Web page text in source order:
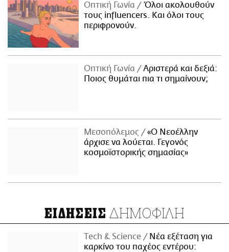
Οπτική Γωνία
Όλοι ακολουθούν
τους influencers. Και όλοι τους
περιφρονούν.
Οπτική Γωνία
Αριστερά και δεξιά:
Ποιος θυμάται πια τι σημαίνουν;
Μεσοπόλεμος
«Ο Νεοέλλην
άρχισε να λούεται. Γεγονός
κοσμοϊστορικής σημασίας»
ΕΙΔΗΣΕΙΣ ΔΗΜΟΦΙΛΗ
Τech & Science
Νέα εξέταση για
καρκίνο του παχέος εντέρου: